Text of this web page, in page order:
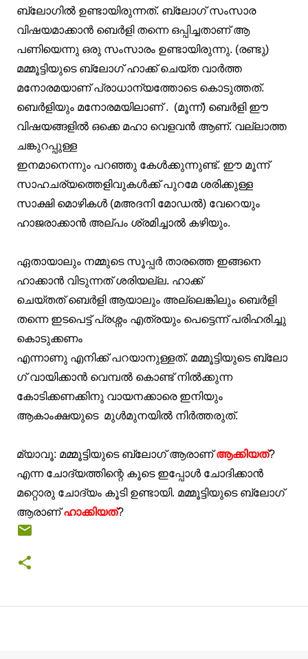
ബ്ലോഗില്‍ ഉണ്ടായിരുന്നത്. ബ്ലോഗ്‌ സംസാര
വിഷയമാക്കാന്‍ ബെര്‍ളി തന്നെ ഒപ്പിച്ചതാണ് ആ
പണിയെന്നു ഒരു സംസാരം ഉണ്ടായിരുന്നു. (രണ്ടു)
മമ്മൂട്ടിയുടെ ബ്ലോഗ്‌ ഹാക്ക് ചെയ്ത വാര്‍ത്ത
മനോരമയാണ്‌ പ്രാധാന്യത്തോടെ കൊടുത്തത്.
ബെര്‍ളിയും മനോരമയിലാണ് . (മൂന്ന്) ബെര്‍ളി ഈ
വിഷയങ്ങളില്‍ ഒക്കെ മഹാ വെളവന്‍ ആണ്. വല്ലാത്ത
ചങ്കുറപ്പുള്ള
ഇനമാനെന്നും പറഞ്ഞു കേള്‍ക്കുന്നുണ്ട്. ഈ മൂന്ന്
സാഹചര്യത്തെളിവുകള്‍ക്ക് പുറമേ ശരിക്കുള്ള
സാക്ഷി മൊഴികള്‍ (മഅദനി മോഡല്‍) വേറെയും
ഹാജരാക്കാന്‍ അല്പം ശ്രമിച്ചാല്‍ കഴിയും.
ഏതായാലും നമ്മുടെ സൂപ്പര്‍ താരത്തെ ഇങ്ങനെ
ഹാക്കാന്‍ വിടുന്നത് ശരിയല്ല. ഹാക്ക്
ചെയ്തത് ബെര്‍ളി ആയാലും അല്ലെങ്കിലും ബെര്‍ളി
തന്നെ ഇടപെട്ട് പ്രശ്നം എത്രയും പെട്ടെന്ന് പരിഹരിച്ചു
കൊടുക്കണം
എന്നാണു എനിക്ക് പറയാനുള്ളത്. മമ്മൂട്ടിയുടെ ബ്ലോ
ഗ്‌ വായിക്കാന്‍ വെമ്പല്‍ കൊണ്ട് നില്‍ക്കുന്ന
കോടിക്കണക്കിനു വായനക്കാരെ ഇനിയും
ആകാംക്ഷയുടെ മുള്‍മുനയില്‍ നിര്‍ത്തരുത്.
മ്യാവൂ: മമ്മൂട്ടിയുടെ ബ്ലോഗ്‌ ആരാണ്ആക്കിയത്?
എന്ന ചോദ്യത്തിന്റെ കൂടെ ഇപ്പോള്‍ ചോദിക്കാന്‍
മറ്റൊരു ചോദ്യം കൂടി ഉണ്ടായി. മമ്മൂട്ടിയുടെ ബ്ലോഗ്‌
ആരാണ്ഹാക്കിയത്?